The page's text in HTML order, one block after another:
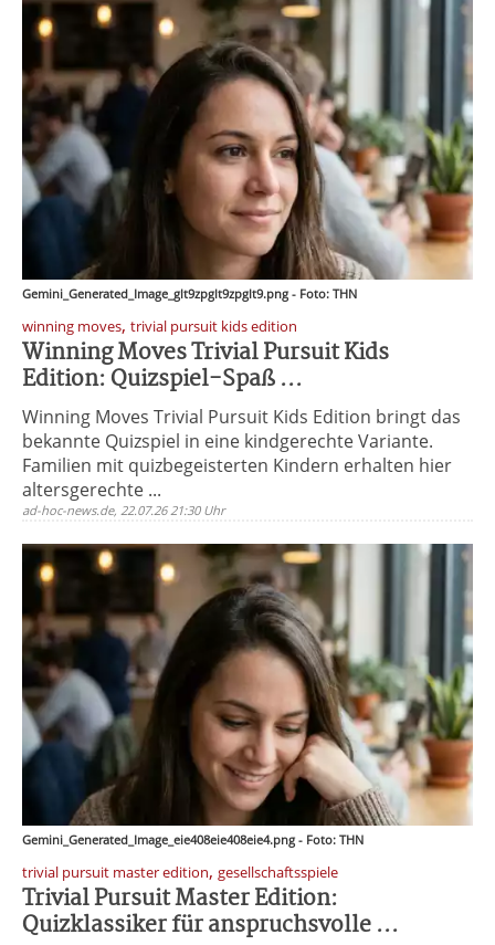
Gemini_Generated_Image_glt9zpglt9zpglt9.png - Foto: THN
winning moves, trivial pursuit kids edition
Winning Moves Trivial Pursuit Kids
Edition: Quizspiel-Spaß ...
Winning Moves Trivial Pursuit Kids Edition bringt das
bekannte Quizspiel in eine kindgerechte Variante.
Familien mit quizbegeisterten Kindern erhalten hier
altersgerechte ...
ad-hoc-news.de, 22.07.26 21:30 Uhr
Gemini_Generated_Image_eie408eie408eie4.png - Foto: THN
trivial pursuit master edition, gesellschaftsspiele
Trivial Pursuit Master Edition:
Quizklassiker für anspruchsvolle ...